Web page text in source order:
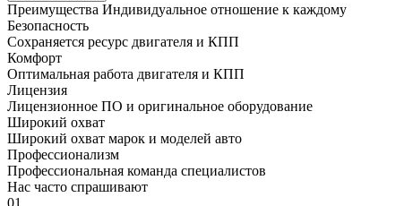
Преимущества Индивидуальное отношение к каждому
Безопасность
Сохраняется ресурс двигателя и КПП
Комфорт
Оптимальная работа двигателя и КПП
Лицензия
Лицензионное ПО и оригинальное оборудование
Широкий охват
Широкий охват марок и моделей авто
Профессионализм
Профессиональная команда специалистов
Нас часто спрашивают
01